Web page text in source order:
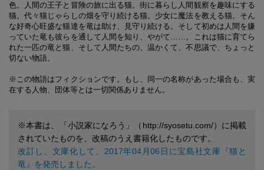
色。人間の王子と冒険の旅に出る猫。街に暮らし人間観察を趣味にする
猫。代々猫じゃらしの畑を守り続ける猫。少女に魔法を教える猫。そん
な好奇心旺盛な猫達を竜は助け、見守り続ける。そして初めは人間を嫌
っていた竜も彼らを通して人間を知り、やがて……。これは猫に育てら
れた一匹の竜と猫、そして人間たちの、温かくて、不思議で、ちょっと
切ない物語。
※この物語はフィクションです。もし、同一の名称があった場合も、実
在する人物、団体等とは一切関係ありません。
※本書は、「小説家になろう」（http://syosetu.com/）に掲載
されていたものを、改稿のうえ書籍化したものです。
改訂し、文庫化して、2017年04月06日に宝島社文庫『猫と
竜』を発売しました。